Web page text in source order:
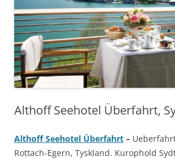
Althoff Seehotel Überfahrt,
Althoff Seehotel Überfahrt –
Rottach-Egern, Tyskland. Kurophold